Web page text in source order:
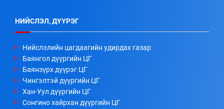
НИЙСЛЭЛ, ДҮҮРЭГ
Нийслэлийн цагдаагийн удирдах газар
Баянгол дүүргийн ЦГ
Баянзүрх дүүрэг ЦГ
Чингэлтэй дүүргийн ЦГ
Хан-Уул дүүргийн ЦГ
Сонгино хайрхан дүүргийн ЦГ